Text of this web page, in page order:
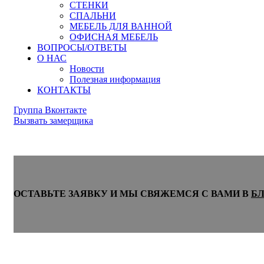
СТЕНКИ
СПАЛЬНИ
МЕБЕЛЬ ДЛЯ ВАННОЙ
ОФИСНАЯ МЕБЕЛЬ
ВОПРОСЫ/ОТВЕТЫ
О НАС
Новости
Полезная информация
КОНТАКТЫ
Группа Вконтакте
Вызвать замерщика
ОСТАВЬТЕ ЗАЯВКУ И МЫ СВЯЖЕМСЯ С ВАМИ В